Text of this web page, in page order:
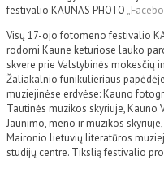
festivalio KAUNAS PHOTO
Visų 17-ojo fotomeno festivalio
rodomi Kaune keturiose lauko
skvere prie Valstybinės mokesčių
Žaliakalnio funikulieriaus
muziejinėse erdvėse: Kauno
Tautinės muzikos skyriuje,
Jaunimo, meno ir muzikos
Maironio lietuvių literatūros
studijų centre. Tikslią festivalio